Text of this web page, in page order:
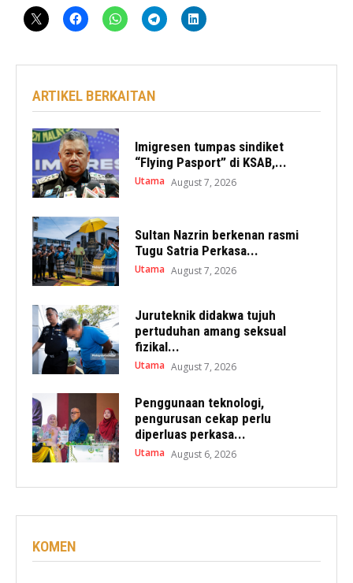
ARTIKEL BERKAITAN
Imigresen tumpas sindiket
“Flying Pasport” di KSAB,...
Utama August 7, 2026
Sultan Nazrin berkenan rasmi
Tugu Satria Perkasa...
Utama August 7, 2026
Juruteknik didakwa tujuh
pertuduhan amang seksual
fizikal...
Utama August 7, 2026
Penggunaan teknologi,
pengurusan cekap perlu
diperluas perkasa...
Utama August 6, 2026
KOMEN